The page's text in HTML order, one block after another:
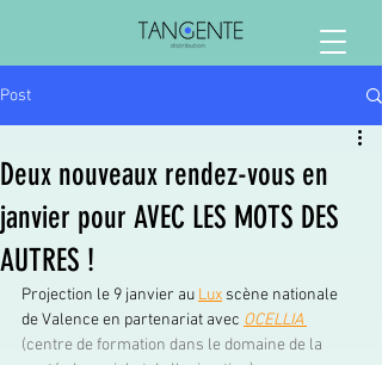
Post
Deux nouveaux rendez-vous en
janvier pour AVEC LES MOTS DES
AUTRES !
Projection le 9 janvier au Lux scène nationale
de Valence en partenariat avec OCELLIA
(centre de formation dans le domaine de la